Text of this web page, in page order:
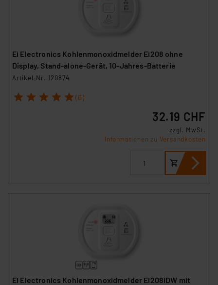
Ei Electronics Kohlenmonoxidmelder Ei208 ohne
Display, Stand-alone-Gerät, 10-Jahres-Batterie
Artikel-Nr. 120874
1 2 3 4 5 (6)
32.19 CHF
zzgl. MwSt.
Informationen zu Versandkosten
Ei Electronics Kohlenmonoxidmelder Ei208iDW mit